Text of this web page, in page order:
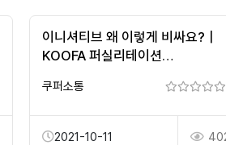
이니셔티브 왜 이렇게 비싸요?｜
KOOFA 퍼실리테이션
쿠퍼소통
2021-10-11